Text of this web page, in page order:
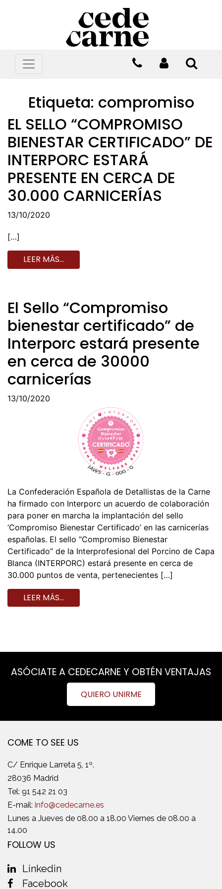
Etiqueta: compromiso
EL SELLO “COMPROMISO
BIENESTAR CERTIFICADO” DE
INTERPORC ESTARÁ
PRESENTE EN CERCA DE
30.000 CARNICERÍAS
13/10/2020
[…]
LEER MÁS…
El Sello “Compromiso
bienestar certificado” de
Interporc estará presente
en cerca de 30000
carnicerías
13/10/2020
La Confederación Española de Detallistas de la Carne
ha firmado con Interporc un acuerdo de colaboración
para poner en marcha la implantación del sello
‘Compromiso Bienestar Certificado’ en las carnicerías
españolas. El sello “Compromiso Bienestar
Certificado” de la Interprofesional del Porcino de Capa
Blanca (INTERPORC) estará presente en cerca de
30.000 puntos de venta, pertenecientes […]
LEER MÁS…
ASÓCIATE A CEDECARNE Y OBTÉN VENTAJAS
QUIERO UNIRME
COME TO SEE US
C/ Enrique Larreta 5, 1º.
28036 Madrid
Tel: 91 542 21 03
E-mail: info@cedecarne.es
Lunes a Jueves de 08.00 a 18.00 Viernes de 08.00 a
14.00
FOLLOW US
Linkedin
Facebook